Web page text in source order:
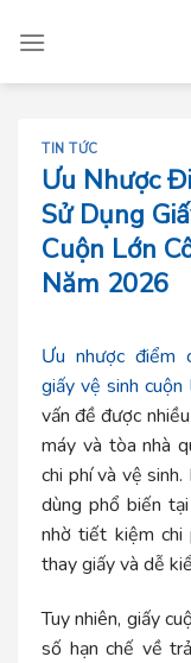
TIN TỨC
Ưu Nhược
Sử Dụng
Cuộn Lớn
Năm 2026
Ưu nhược điểm
giấy vệ sinh
vấn đề được
máy và tòa nhà
chi phí và vệ
dùng phổ biến
nhờ tiết kiệm chi
thay giấy và dễ
Tuy nhiên, giấy
số hạn chế về